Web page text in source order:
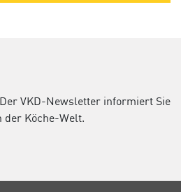
VKD-Newsletter informiert Sie
der Köche-Welt.